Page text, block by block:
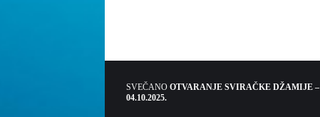
SVEČANO OTVARANJE SVIRAČKE DŽAMIJE –
04.10.2025.